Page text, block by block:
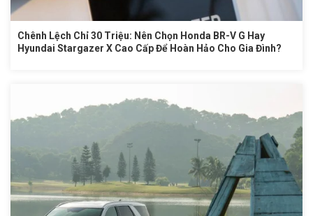
Chênh Lệch Chỉ 30 Triệu: Nên Chọn Honda BR-V G Hay
Hyundai Stargazer X Cao Cấp Để Hoàn Hảo Cho Gia Đình?